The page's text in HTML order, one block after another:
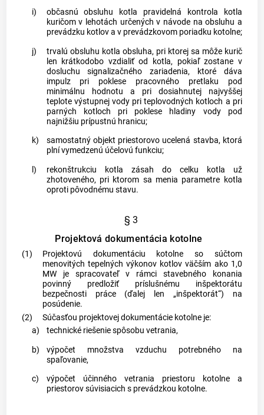
i)
občasnú obsluhu kotla pravidelná kontrola kotla
kuričom v lehotách určených v návode na obsluhu a
prevádzku kotlov a v prevádzkovom poriadku kotolne;
j)
trvalú obsluhu kotla obsluha, pri ktorej sa môže kurič
len krátkodobo vzdialiť od kotla, pokiaľ zostane v
dosluchu signalizačného zariadenia, ktoré dáva
impulz pri poklese pracovného pretlaku pod
minimálnu hodnotu a pri dosiahnutej najvyššej
teplote výstupnej vody pri teplovodných kotloch a pri
parných kotloch pri poklese hladiny vody pod
najnižšiu prípustnú hranicu;
k)
samostatný objekt priestorovo ucelená stavba, ktorá
plní vymedzenú účelovú funkciu;
l)
rekonštrukciu kotla zásah do celku kotla už
zhotoveného, pri ktorom sa menia parametre kotla
oproti pôvodnému stavu.
§ 3
Projektová dokumentácia kotolne
(1)
Projektovú dokumentáciu kotolne so súčtom
menovitých tepelných výkonov kotlov väčším ako 1,0
MW je spracovateľ v rámci stavebného konania
povinný predložiť príslušnému inšpektorátu
bezpečnosti práce (ďalej len „inšpektorát“) na
posúdenie.
(2)
Súčasťou projektovej dokumentácie kotolne je:
a)
technické riešenie spôsobu vetrania,
b)
výpočet množstva vzduchu potrebného na
spaľovanie,
c)
výpočet účinného vetrania priestoru kotolne a
priestorov súvisiacich s prevádzkou kotolne.